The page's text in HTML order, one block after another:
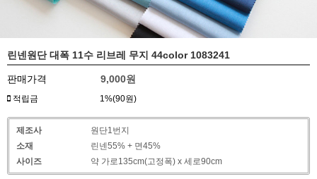
린넨원단 대폭 11수 리브레 무지 44color 1083241
판매가격 9,000원
적립금 1%(90원)
제조사
원단1번지
소재
린넨55% + 면45%
사이즈
약 가로135cm(고정폭) x 세로90cm